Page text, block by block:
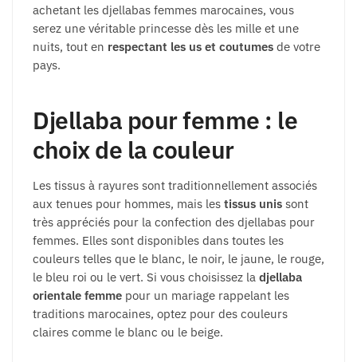
achetant les djellabas femmes marocaines, vous
serez une véritable princesse dès les mille et une
nuits, tout en respectant les us et coutumes de votre
pays.
Djellaba pour femme : le
choix de la couleur
Les tissus à rayures sont traditionnellement associés
aux tenues pour hommes, mais les tissus unis sont
très appréciés pour la confection des djellabas pour
femmes. Elles sont disponibles dans toutes les
couleurs telles que le blanc, le noir, le jaune, le rouge,
le bleu roi ou le vert. Si vous choisissez la djellaba
orientale femme pour un mariage rappelant les
traditions marocaines, optez pour des couleurs
claires comme le blanc ou le beige.